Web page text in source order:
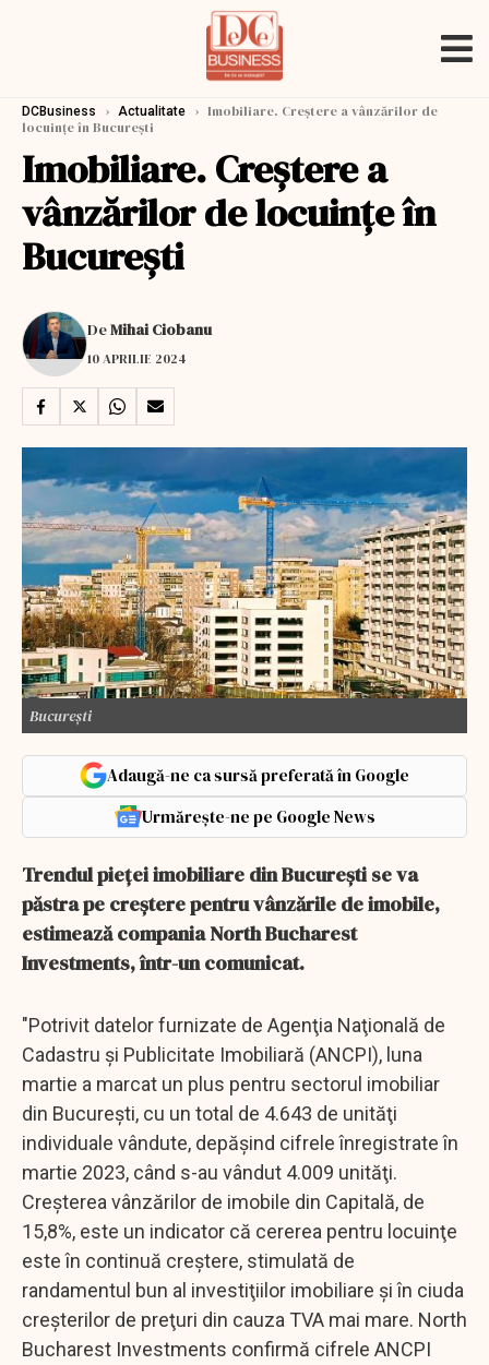
DCBusiness › Actualitate › Imobiliare. Creştere a vânzărilor de
locuinţe în Bucureşti
Imobiliare. Creştere a
vânzărilor de locuinţe în
Bucureşti
DeMihai Ciobanu
10 APRILIE 2024
București
Adaugă-ne ca sursă preferată în Google
Urmărește-ne pe Google News
Trendul pieţei imobiliare din Bucureşti se va
păstra pe creştere pentru vânzările de imobile,
estimează compania North Bucharest
Investments, într-un comunicat.
"Potrivit datelor furnizate de Agenţia Naţională de
Cadastru şi Publicitate Imobiliară (ANCPI), luna
martie a marcat un plus pentru sectorul imobiliar
din Bucureşti, cu un total de 4.643 de unităţi
individuale vândute, depăşind cifrele înregistrate în
martie 2023, când s-au vândut 4.009 unităţi.
Creşterea vânzărilor de imobile din Capitală, de
15,8%, este un indicator că cererea pentru locuinţe
este în continuă creştere, stimulată de
randamentul bun al investiţiilor imobiliare şi în ciuda
creşterilor de preţuri din cauza TVA mai mare. North
Bucharest Investments confirmă cifrele ANCPI